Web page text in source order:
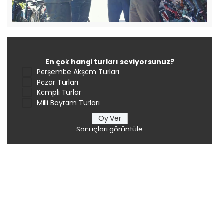
En çok hangi turları seviyorsunuz?
Perşembe Akşam Turları
Pazar Turları
Kamplı Turlar
Milli Bayram Turları
Sonuçları görüntüle